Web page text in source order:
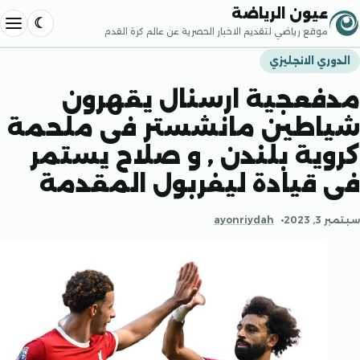
إلى المحتوى
عيون الرياضة
موقع رياضي لتقديم الاخبار الحصرية عن عالم كرة القدم فتح
الانجليزي
ارسنال يقهرون
مانشستر فى ملحمة
بلندن , و صلاح يستمر
ليفربول المقدمة
ayonriydah